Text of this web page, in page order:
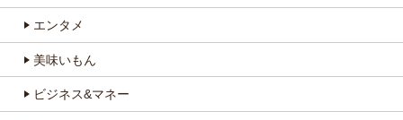
エンタメ
美味いもん
ビジネス&マネー